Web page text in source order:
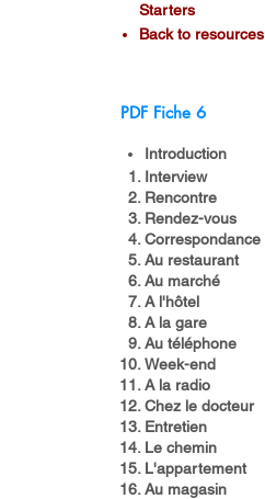
Starters
Back to resources
PDF Fiche 6
Introduction​
Interview
Rencontre
Rendez-vous
Correspondance
Au restaurant
Au marché
A l'hôtel
A la gare
Au téléphone
Week-end
A la radio
Chez le docteur
Entretien
Le chemin
L'appartement
Au magasin